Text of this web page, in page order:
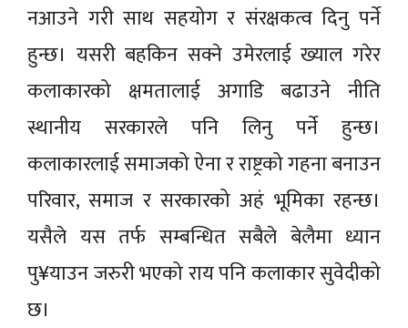
नआउने गरी साथ सहयोग र संरक्षकत्व दिनु पर्ने
हुन्छ। यसरी बहकिन सक्ने उमेरलाई ख्याल गरेर
कलाकारको क्षमतालाई अगाडि बढाउने नीति
स्थानीय सरकारले पनि लिनु पर्ने हुन्छ।
कलाकारलाई समाजको ऐना र राष्ट्रको गहना बनाउन
परिवार, समाज र सरकारको अहं भूमिका रहन्छ।
यसैले यस तर्फ सम्बन्धित सबैले बेलैमा ध्यान
पु¥याउन जरुरी भएको राय पनि कलाकार सुवेदीको
छ।